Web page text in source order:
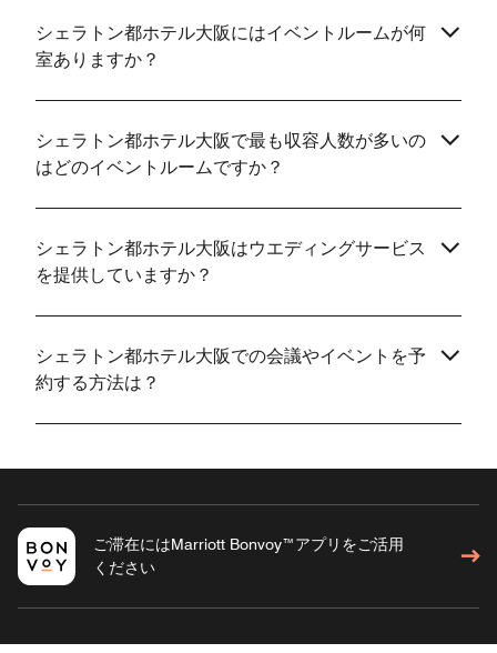
シェラトン都ホテル大阪にはイベントルームが何
室ありますか？
シェラトン都ホテル大阪で最も収容人数が多いの
はどのイベントルームですか？
シェラトン都ホテル大阪はウエディングサービス
を提供していますか？
シェラトン都ホテル大阪での会議やイベントを予
約する方法は？
ご滞在にはMarriott Bonvoy™アプリをご活用
ください